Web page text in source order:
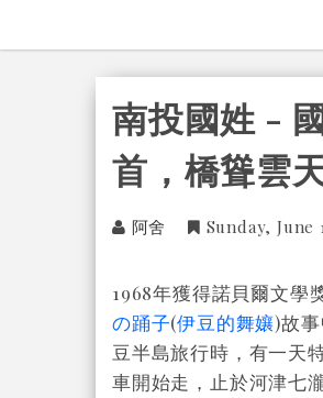
南投國姓 -
首，橋聳雲
阿舍 Sunday, June
1968年獲得諾貝爾文學
の踊子(伊豆的舞孃)故
豆半島旅行時，有一天
車開始走，止於河津七